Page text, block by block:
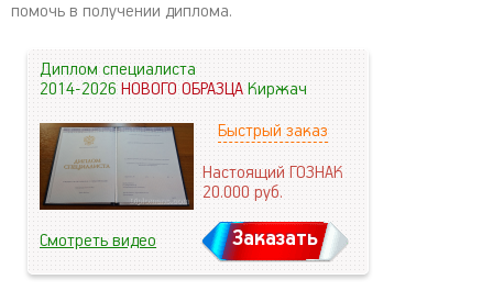
помочь в получении диплома.
Диплом специалиста
2014-2026НОВОГО ОБРАЗЦАКиржач
Быстрый заказ
Настоящий ГОЗНАК
20.000руб.
Смотреть видео Заказать